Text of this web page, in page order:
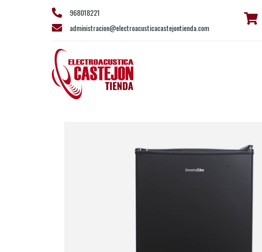
968018221
administracion@electroacusticacastejontienda.com